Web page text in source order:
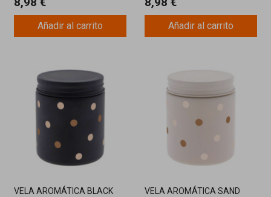
POSITIVA
Añadir al carrito
FLORAL PARA ELEVAR LA
Añadir al carrito
VELA AROMÁTICA BLACK
VELA AROMÁTICA SAND